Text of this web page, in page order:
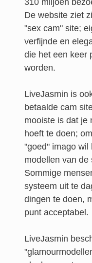
310 miljoen
De website ziet
"sex cam" site;
verfijnde en
die het een keer
worden.
LiveJasmin is
betaalde cam
mooiste is dat je
hoeft te doen;
"goed" imago wil
modellen van de
Sommige
systeem uit te
dingen te doen,
punt acceptabel.
LiveJasmin